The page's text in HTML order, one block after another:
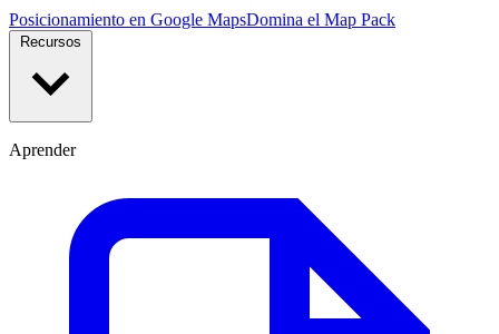
Posicionamiento en Google MapsDomina el Map Pack
Aprender